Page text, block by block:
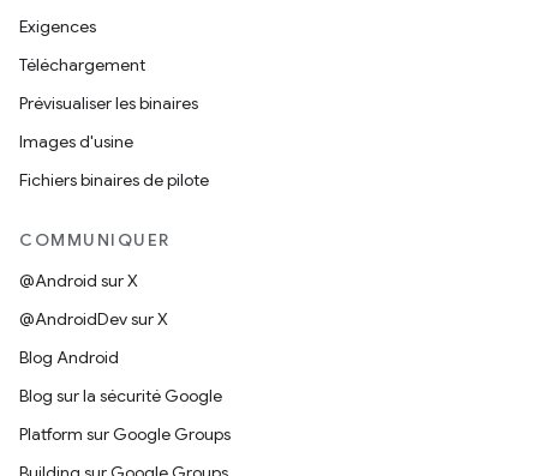
Exigences
Téléchargement
Prévisualiser les binaires
Images d'usine
Fichiers binaires de pilote
COMMUNIQUER
@Android sur X
@AndroidDev sur X
Blog Android
Blog sur la sécurité Google
Platform sur Google Groups